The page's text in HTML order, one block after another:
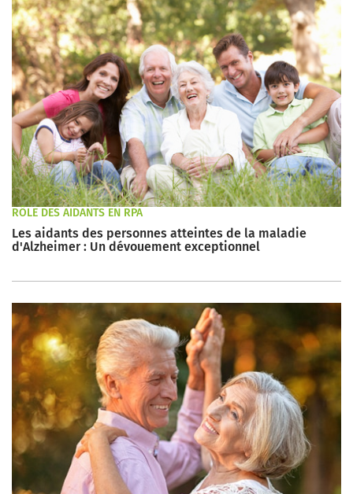
RÔLE DES AIDANTS EN RPA
Les aidants des personnes atteintes de la maladie
d'Alzheimer : Un dévouement exceptionnel